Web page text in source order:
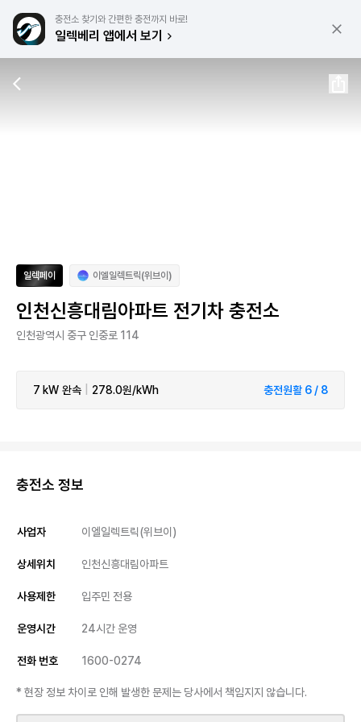
충전소 찾기와 간편한 충전까지 바로!
일렉베리 앱에서 보기
일렉페이 이엘일렉트릭(위브이)
인천신흥대림아파트 전기차 충전소
인천광역시 중구 인중로 114
7 kW 완속 278.0원/kWh 충전원활 6 / 8
충전소 정보
사업자 이엘일렉트릭(위브이)
상세위치 인천신흥대림아파트
사용제한 입주민 전용
운영시간 24시간 운영
전화 번호 1600-0274
* 현장 정보 차이로 인해 발생한 문제는 당사에서 책임지지 않습니다.